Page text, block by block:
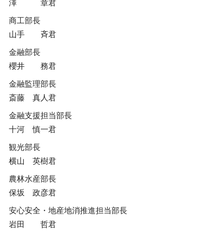
澤 章君
商工部長
山手 斉君
金融部長
櫻井 務君
金融監理部長
斎藤 真人君
金融支援担当部長
十河 慎一君
観光部長
横山 英樹君
農林水産部長
保坂 政彦君
安心安全・地産地消推進担当部長
岩田 哲君